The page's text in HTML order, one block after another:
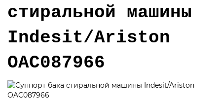
стиральной машины
Indesit/Ariston
OAC087966